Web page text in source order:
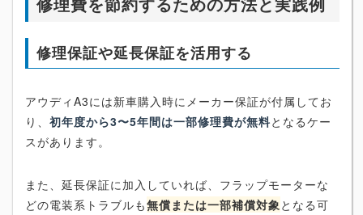
修理保証や延長保証を活用する
アウディA3には新車購入時にメーカー保証が付属してお
り、 初年度から3〜5年間は一部修理費が無料となるケー
スがあります。
また、延長保証に加入していれば、フラップモーターな
どの電装系トラブルも無償または一部補償対象 となる可